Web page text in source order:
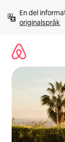
innehåll
En del
originalspråk